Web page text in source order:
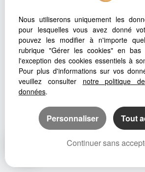
Nous utiliserons uniquement les
pour lesquelles vous avez donné
pouvez les modifier à n'importe
rubrique "Gérer les cookies" en
l'exception des cookies essentiels à
Pour plus d'informations sur vos
veuillez consulter notre politique
données.
Personnaliser Tout
Continuer sans